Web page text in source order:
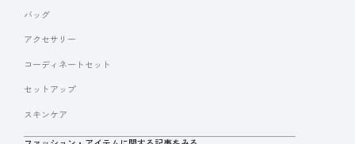
バッグ
アクセサリー
コーディネートセット
セットアップ
スキンケア